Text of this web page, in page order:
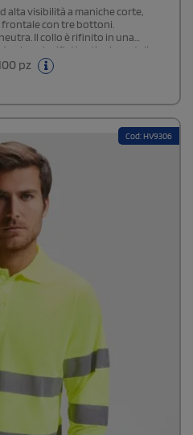
alta visibilità a maniche corte,
con tre bottoni.
Il collo è rifinito in una
due bande riflettenti orizzontali
torso e sulle maniche per una
in un tessuto resistente agli strappi,
pz
Cod: HV9306